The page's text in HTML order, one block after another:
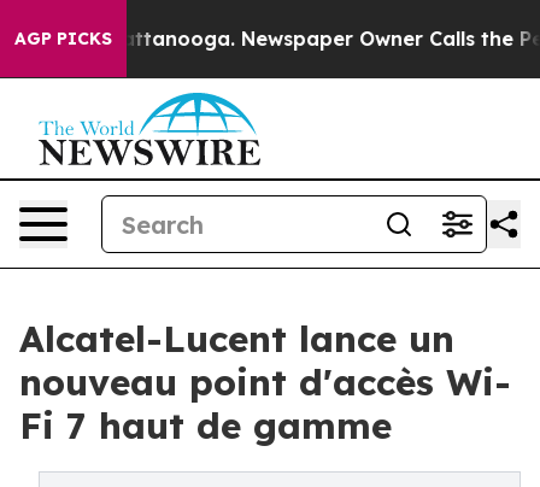
AGP PICKS
Chattanooga. Newspaper Owner Calls the People
Alcatel-Lucent lance un
nouveau point d'accès Wi-
Fi 7 haut de gamme